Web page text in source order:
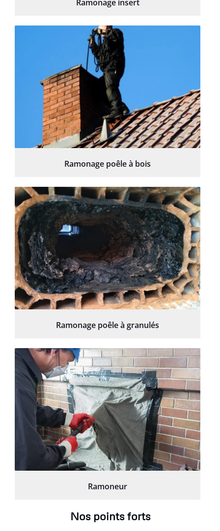
Ramonage insert
Ramonage poêle à bois
Ramonage poêle à granulés
Ramoneur
Nos points forts